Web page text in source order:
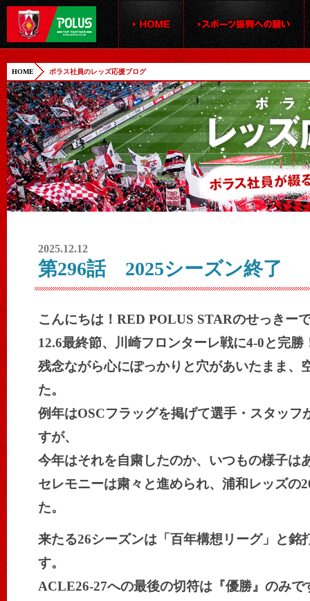
HOME ポラス社員のレッズ応援ブログ
2025.12.12
第296話 2025シーズン終了
こんにちは！RED POLUS STARのせっきー
12.6最終節、川崎フロンターレ戦に4-0と完
残念ながら心にぽっかりと穴があいたまま、
た。
例年はOSCフラッグを掲げて選手・スタッフ
すが、
今年はそれを自粛したのか、いつもの様子は
セレモニーは粛々と進められ、浦和レッズの
た。
来たる26シーズンは「百年構想リーグ」と銘
す。
ACLE26-27への最後の切符は『優勝』のみで